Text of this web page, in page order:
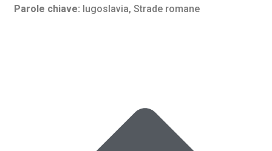
Parole chiave: Iugoslavia, Strade romane